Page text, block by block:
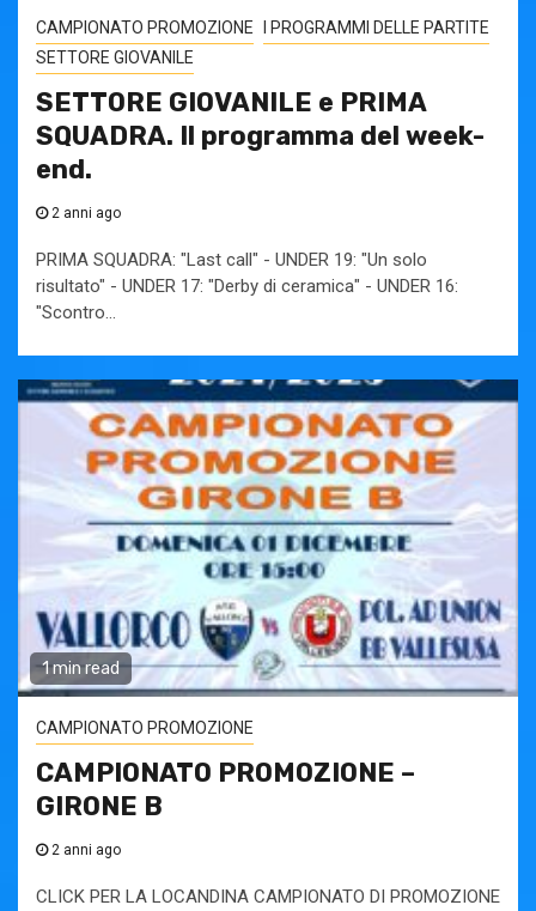
CAMPIONATO PROMOZIONE
I PROGRAMMI DELLE PARTITE
SETTORE GIOVANILE
SETTORE GIOVANILE e PRIMA
SQUADRA. Il programma del week-
end.
2 anni ago
PRIMA SQUADRA: "Last call" - UNDER 19: "Un solo
risultato" - UNDER 17: "Derby di ceramica" - UNDER 16:
"Scontro...
1 min read
CAMPIONATO PROMOZIONE
CAMPIONATO PROMOZIONE –
GIRONE B
2 anni ago
CLICK PER LA LOCANDINA CAMPIONATO DI PROMOZIONE